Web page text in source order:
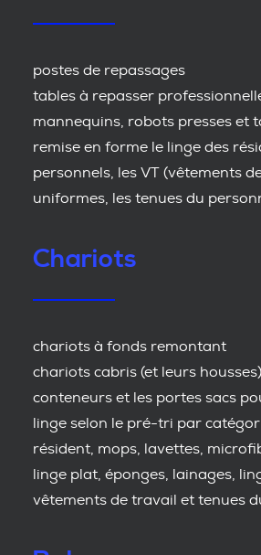
postes de repassages
tables à repasser
mannequins, robots presses et
remise en forme le linge des
personnels, les VT (vêtements
uniformes, les tenues du
Chariots
chariots à fonds remontant
chariots cabris (et leurs housses)
conteneurs et les portes sacs
linge selon le pré-tri par
résident, mops, lavettes,
linge plat, éponges, lainages,
vêtements de travail et tenues